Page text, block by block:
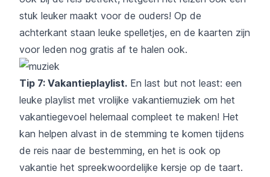
stuk leuker maakt voor de ouders! Op de
achterkant staan leuke spelletjes, en de kaarten zijn
voor leden nog gratis af te halen ook.
Tip 7: Vakantieplaylist. En last but not least: een
leuke playlist met vrolijke vakantiemuziek om het
vakantiegevoel helemaal compleet te maken! Het
kan helpen alvast in de stemming te komen tijdens
de reis naar de bestemming, en het is ook op
vakantie het spreekwoordelijke kersje op de taart.